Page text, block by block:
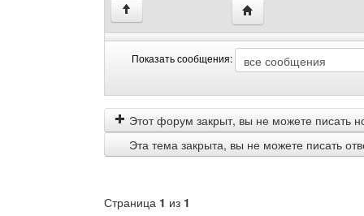
↑ Посетить сайт
Показать сообщения:
сообщения
by
Этот форум закрыт, вы не можете писать
Эта тема закрыта, вы не можете писать
Страница 1 из 1